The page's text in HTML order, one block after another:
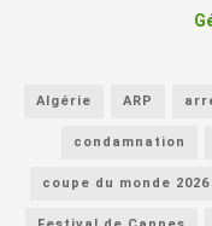
Algérie ARP
condamnation
coupe du monde 2026